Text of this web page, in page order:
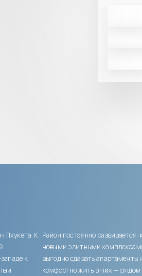
Пхукета. К
к
Район постоянно
новыми элитными
выгодно сдавать
комфортно жить в них —